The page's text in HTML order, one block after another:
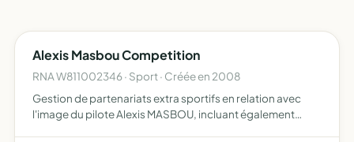
Alexis Masbou Competition
RNA W811002346 · Sport · Créée en 2008
Gestion de partenariats extra sportifs en relation avec
l'image du pilote Alexis MASBOU, incluant également